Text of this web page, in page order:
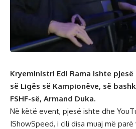
Kryeministri Edi Rama ishte
së Ligës së Kampionëve, së
FSHF-së, Armand Duka.
Në këtë event, pjesë ishte dhe
IShowSpeed, i cili disa muaj më